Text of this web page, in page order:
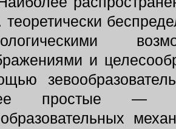
и
простые —